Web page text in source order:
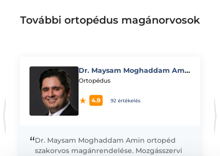
További ortopédus magánorvosok
Dr. Maysam Moghaddam Amin
Ortopédus
4.9 92 értékelés
“Dr. Maysam Moghaddam Amin ortopéd
szakorvos magánrendelése. Mozgásszervi